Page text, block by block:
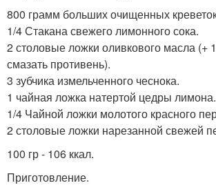
800 грамм больших очищенных
1/4 Стакана свежего лимонного сока.
2 столовые ложки оливкового масла (+
смазать противень).
3 зубчика измельченного чеснока.
1 чайная ложка натертой цедры лимона.
1/4 Чайной ложки молотого красного
2 столовые ложки нарезанной свежей
100 гр - 106 ккал.
Приготовление.